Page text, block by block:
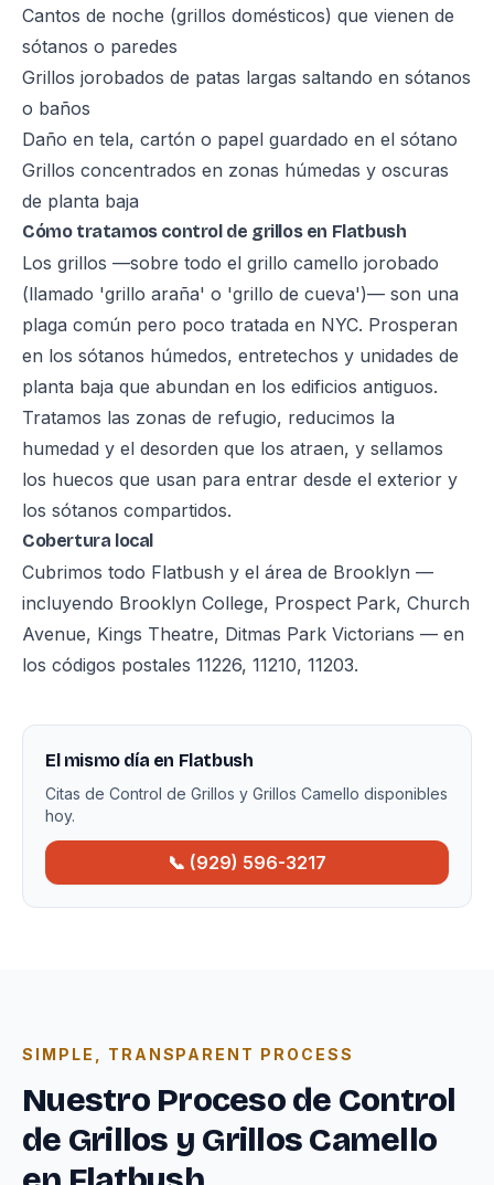
Cantos de noche (grillos domésticos) que vienen de
sótanos o paredes
Grillos jorobados de patas largas saltando en sótanos
o baños
Daño en tela, cartón o papel guardado en el sótano
Grillos concentrados en zonas húmedas y oscuras
de planta baja
Cómo tratamos control de grillos en Flatbush
Los grillos —sobre todo el grillo camello jorobado
(llamado 'grillo araña' o 'grillo de cueva')— son una
plaga común pero poco tratada en NYC. Prosperan
en los sótanos húmedos, entretechos y unidades de
planta baja que abundan en los edificios antiguos.
Tratamos las zonas de refugio, reducimos la
humedad y el desorden que los atraen, y sellamos
los huecos que usan para entrar desde el exterior y
los sótanos compartidos.
Cobertura local
Cubrimos todo Flatbush y el área de Brooklyn —
incluyendo Brooklyn College, Prospect Park, Church
Avenue, Kings Theatre, Ditmas Park Victorians — en
los códigos postales 11226, 11210, 11203.
El mismo día en Flatbush
Citas de Control de Grillos y Grillos Camello disponibles
hoy.
📞 (929) 596-3217
SIMPLE, TRANSPARENT PROCESS
Nuestro Proceso de Control
de Grillos y Grillos Camello